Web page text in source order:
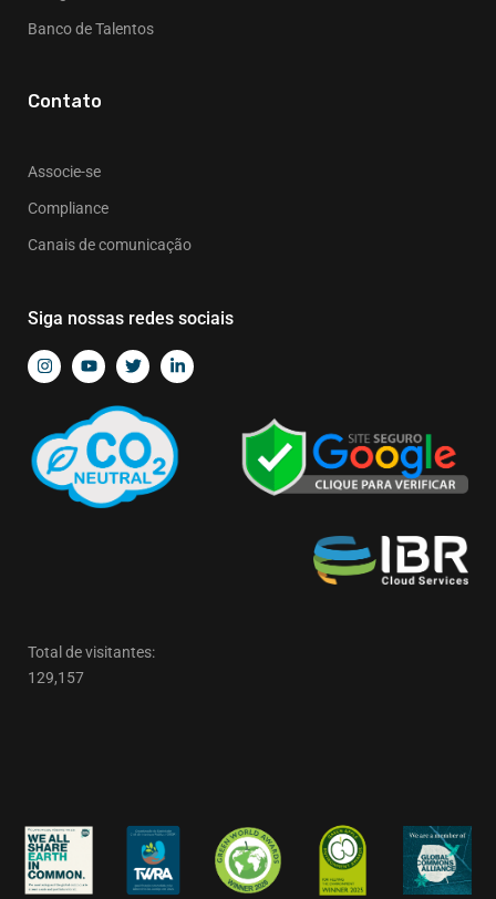
Banco de Talentos
Contato
Associe-se
Compliance
Canais de comunicação
Siga nossas redes sociais
Total de visitantes:
129,157